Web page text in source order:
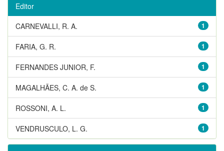
Editor
1
CARNEVALLI, R. A.
1
FARIA, G. R.
1
FERNANDES JUNIOR, F.
1
MAGALHÃES, C. A. de S.
1
ROSSONI, A. L.
1
VENDRUSCULO, L. G.